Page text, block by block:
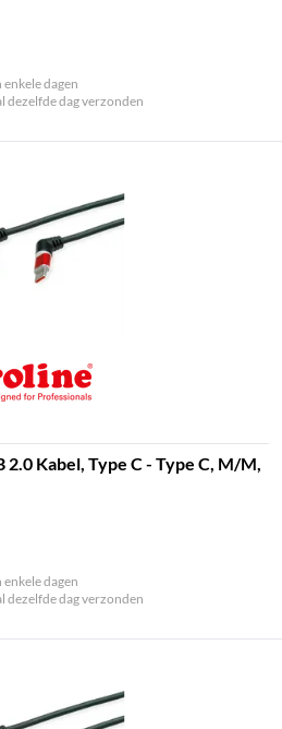
dagen
dezelfde dag verzonden
2.0 Kabel, Type C - Type C, M/M,
dagen
dezelfde dag verzonden